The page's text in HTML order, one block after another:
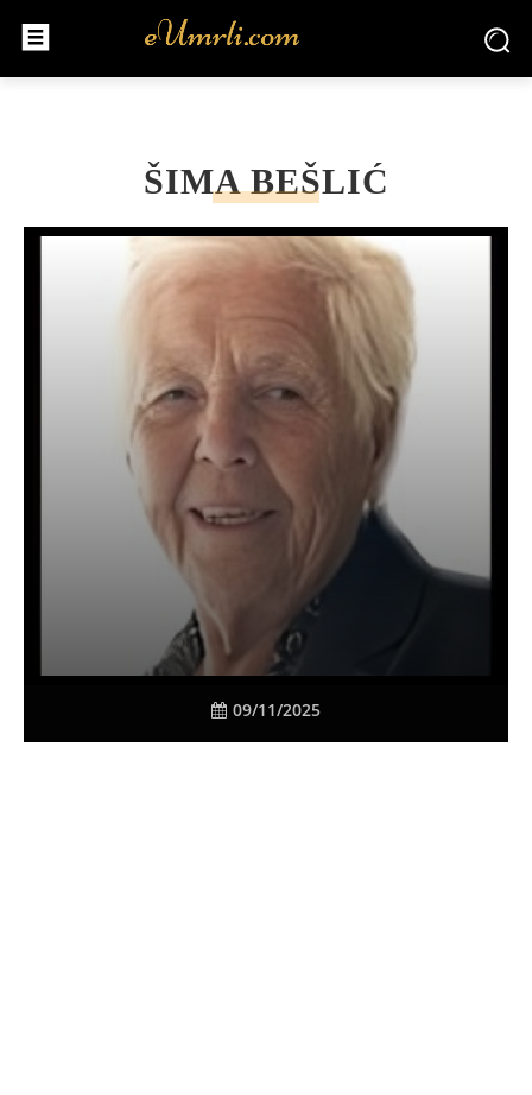
ŠIMA BEŠLIĆ
09/11/2025